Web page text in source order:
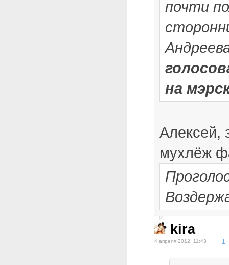
почти
на
Алексей,
мухлёж
kira
4 апреля 2012, 11:43